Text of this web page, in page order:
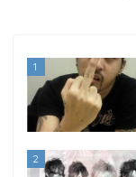
1
2